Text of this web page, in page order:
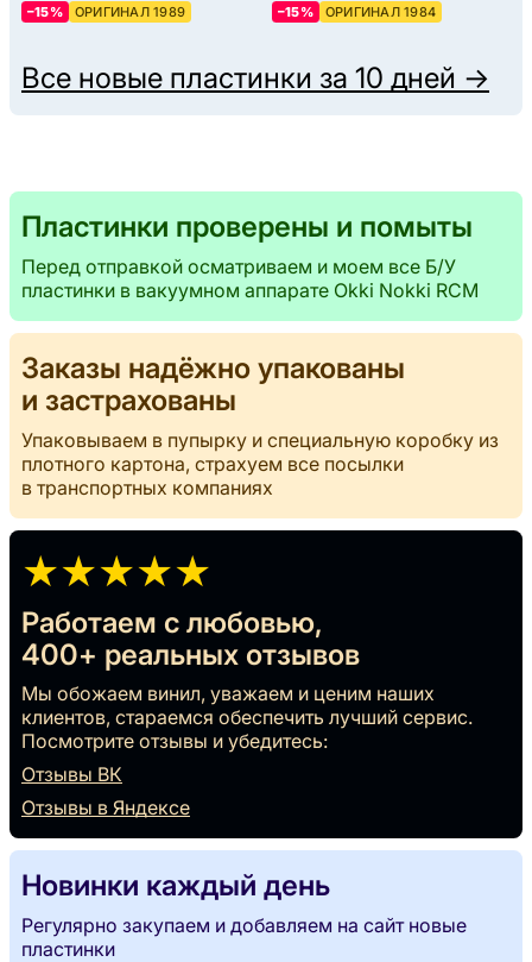
–15% ОРИГИНАЛ 1989 –15% ОРИГИНАЛ 1984
Все новые пластинки за 10 дней →
Пластинки проверены и помыты
Перед отправкой осматриваем и моем все Б/У
пластинки в вакуумном аппарате Okki Nokki RCM
Заказы надёжно упакованы
и застрахованы
Упаковываем в пупырку и специальную коробку из
плотного картона, страхуем все посылки
в транспортных компаниях
★★★★★
Работаем с любовью,
400+ реальных отзывов
Мы обожаем винил, уважаем и ценим наших
клиентов, стараемся обеспечить лучший сервис.
Посмотрите отзывы и убедитесь:
Отзывы ВК
Отзывы в Яндексе
Новинки каждый день
Регулярно закупаем и добавляем на сайт новые
пластинки